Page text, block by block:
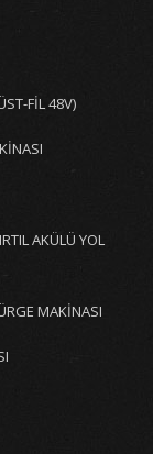
FİL 48V)
AKÜLÜ YOL
MAKİNASI